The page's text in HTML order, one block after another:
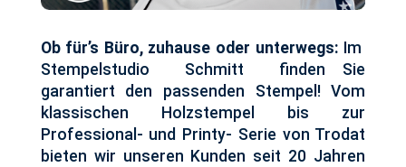
Ob für’s Büro, zuhause oder unterwegs: Im
Stempelstudio Schmitt finden Sie
garantiert den passenden Stempel! Vom
klassischen Holzstempel bis zur
Professional- und Printy- Serie von Trodat
bieten wir unseren Kunden seit 20 Jahren